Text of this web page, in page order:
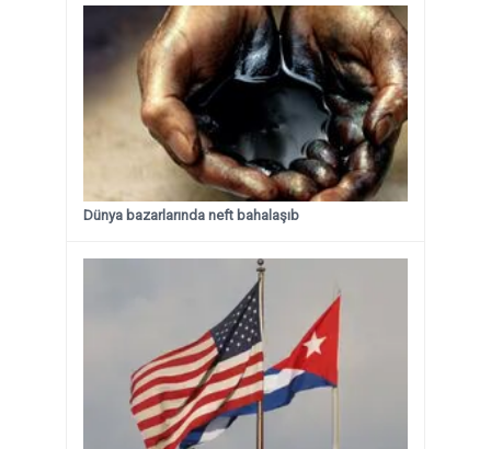
Dünya bazarlarında neft bahalaşıb